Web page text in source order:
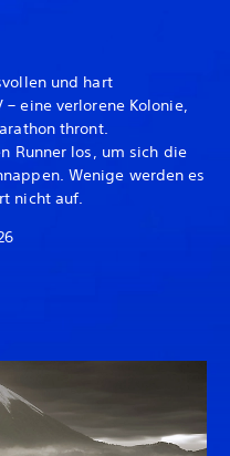
und hart
eine verlorene Kolonie,
thront.
Runner los, um sich die
Wenige werden es
nicht auf.